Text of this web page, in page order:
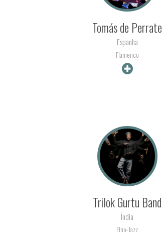
Tomás de Perrate
Espanha
Flamenco
Trilok Gurtu Band
Índia
Etno-Jazz